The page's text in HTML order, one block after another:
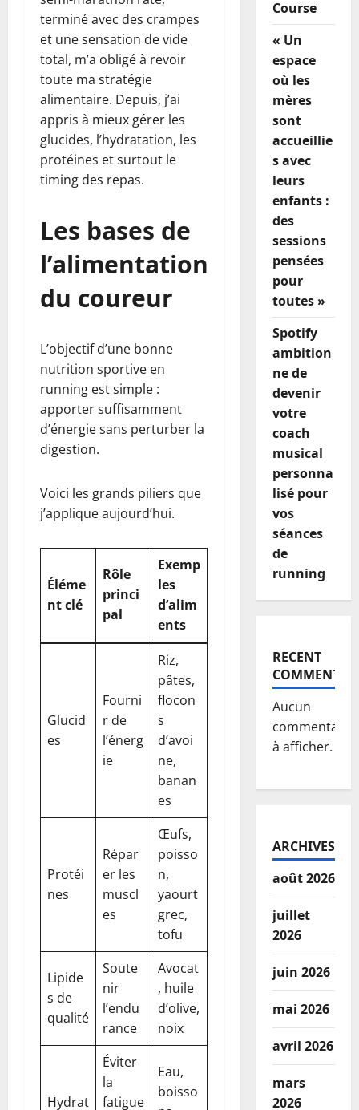
terminé avec des crampes
et une sensation de vide
total, m’a obligé à revoir
toute ma stratégie
alimentaire. Depuis, j’ai
appris à mieux gérer les
glucides, l’hydratation, les
protéines et surtout le
timing des repas.
Les bases de
l’alimentation
du coureur
L’objectif d’une bonne
nutrition sportive en
running est simple :
apporter suffisamment
d’énergie sans perturber la
digestion.
Voici les grands piliers que
j’applique aujourd’hui.
Éléme
nt clé
Rôle
princi
pal
Exemp
les
d’alim
ents
Glucid
es
Fourni
r de
l’énerg
ie
Riz,
pâtes,
flocon
s
d’avoi
ne,
banan
es
Protéi
nes
Répar
er les
muscl
es
Œufs,
poisso
n,
yaourt
grec,
tofu
Lipide
s de
qualité
Soute
nir
l’endu
rance
Avocat
, huile
d’olive,
noix
Hydrat
Éviter
la
fatigue
Eau,
boisso
Course
« Un
espace
où les
mères
sont
accueillie
s avec
leurs
enfants :
des
sessions
pensées
pour
toutes »
Spotify
ambition
ne de
devenir
votre
coach
musical
personna
lisé pour
vos
séances
de
running
RECENT
COMMENTS
Aucun
commentaire
à afficher.
ARCHIVES
août 2026
juillet
2026
juin 2026
mai 2026
avril 2026
mars
2026